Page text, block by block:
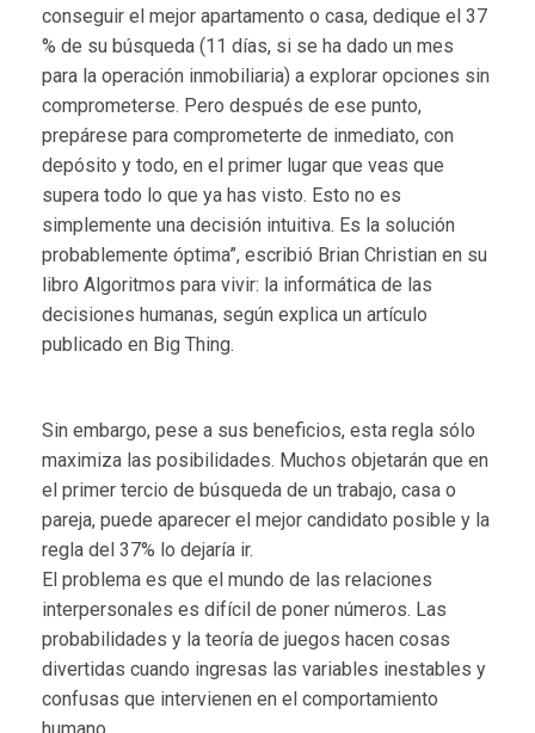
conseguir el mejor apartamento o casa, dedique el 37
% de su búsqueda (11 días, si se ha dado un mes
para la operación inmobiliaria) a explorar opciones sin
comprometerse. Pero después de ese punto,
prepárese para comprometerte de inmediato, con
depósito y todo, en el primer lugar que veas que
supera todo lo que ya has visto. Esto no es
simplemente una decisión intuitiva. Es la solución
probablemente óptima”, escribió Brian Christian en su
libro Algoritmos para vivir: la informática de las
decisiones humanas, según explica un artículo
publicado en Big Thing.
Sin embargo, pese a sus beneficios, esta regla sólo
maximiza las posibilidades. Muchos objetarán que en
el primer tercio de búsqueda de un trabajo, casa o
pareja, puede aparecer el mejor candidato posible y la
regla del 37% lo dejaría ir.
El problema es que el mundo de las relaciones
interpersonales es difícil de poner números. Las
probabilidades y la teoría de juegos hacen cosas
divertidas cuando ingresas las variables inestables y
confusas que intervienen en el comportamiento